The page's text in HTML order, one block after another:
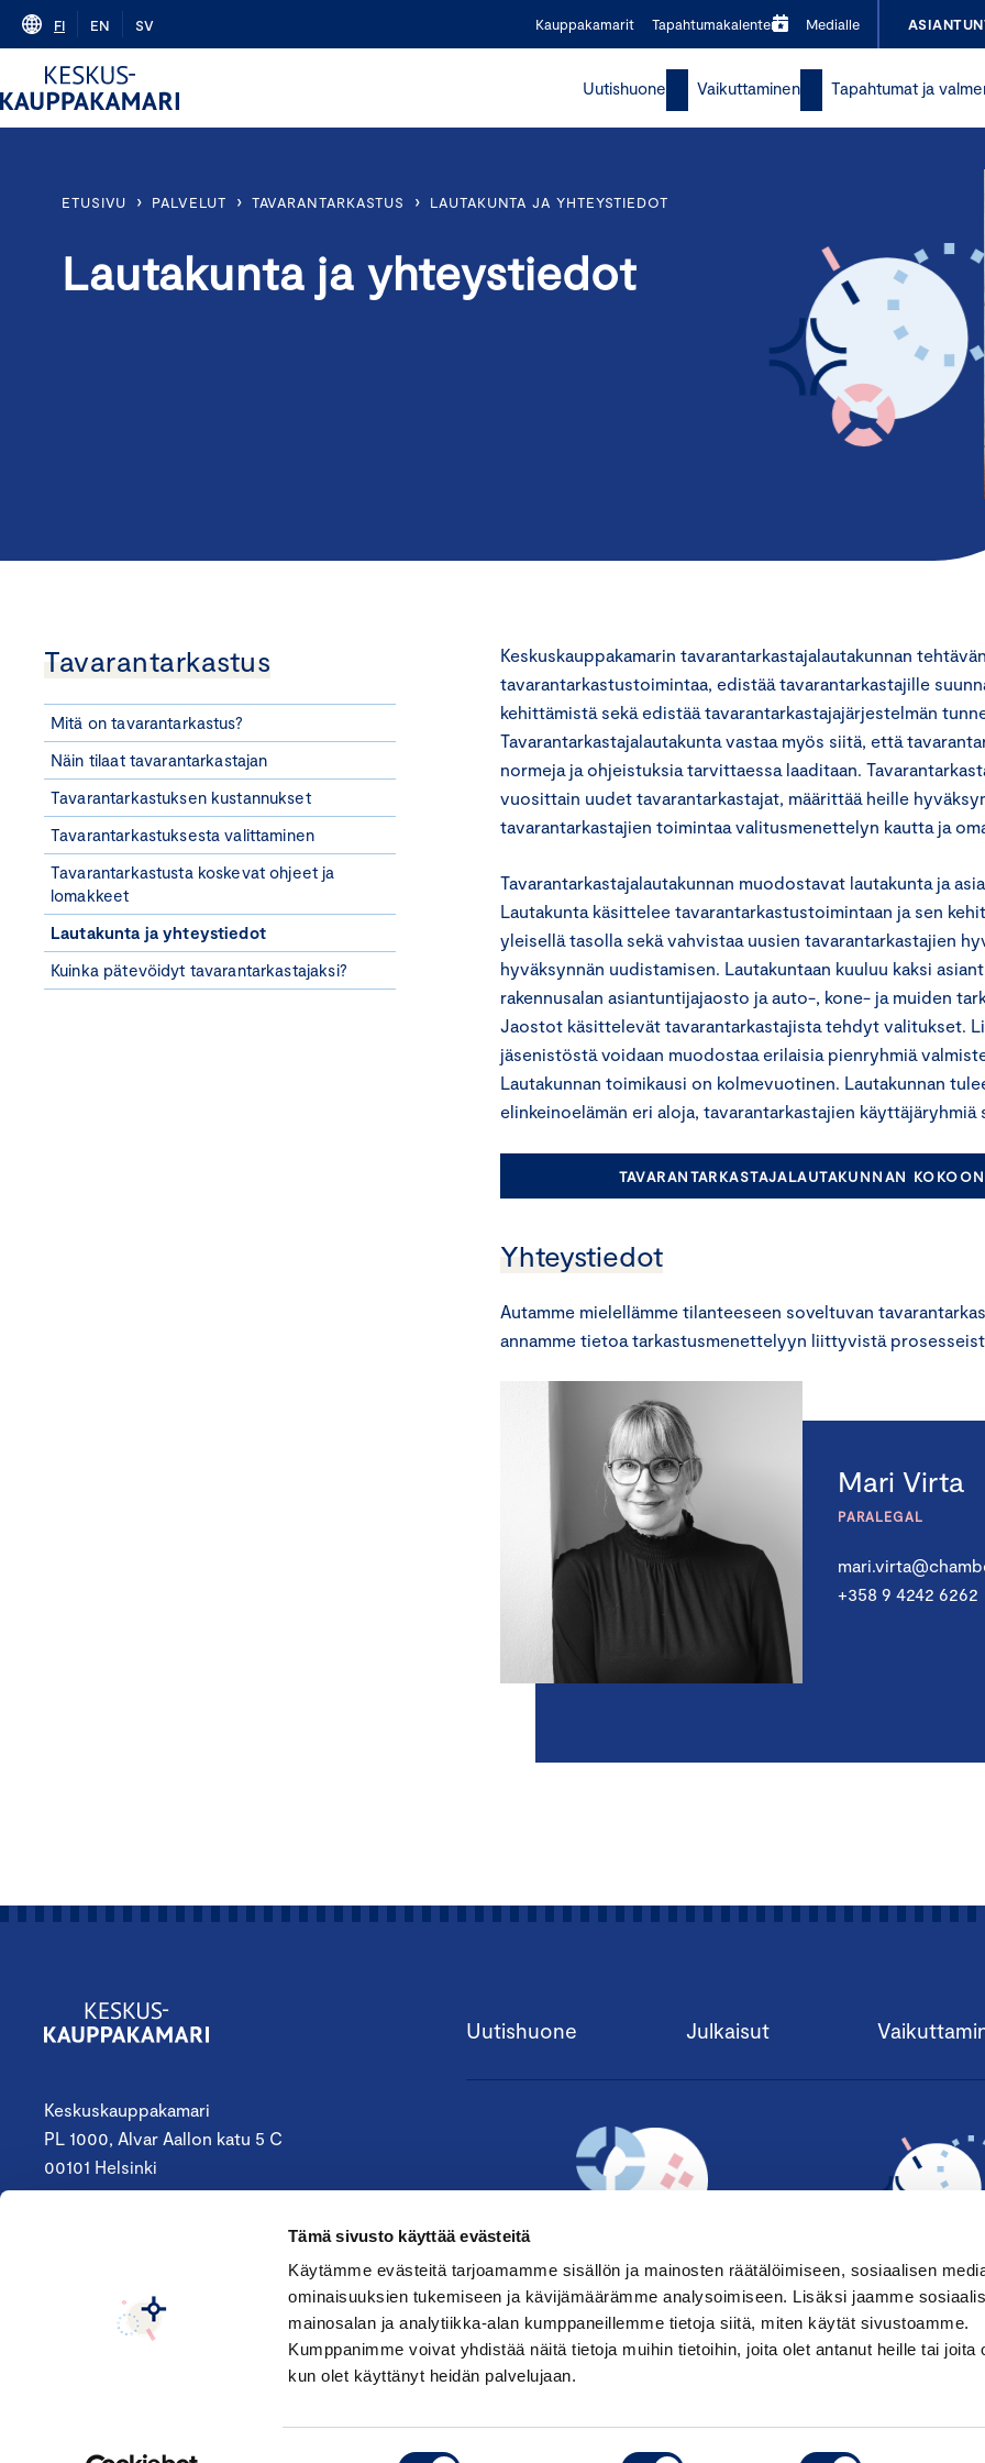
Tämä sivusto käyttää evästeitä
Käytämme evästeitä tarjoamamme sisällön ja mainosten räätälöimiseen, sosiaalisen
ominaisuuksien tukemiseen ja kävijämäärämme analysoimiseen. Lisäksi jaamme
mainosalan ja analytiikka-alan kumppaneillemme tietoja siitä, miten käytät sivustoamme.
Kumppanimme voivat yhdistää näitä tietoja muihin tietoihin, joita olet antanut heille tai joita
kun olet käyttänyt heidän palvelujaan.
Skip
content
FI EN SV Kauppakamarit Tapahtumakalenteri Medialle
Uutishuone Vaikuttaminen Tapahtumat ja
ETUSIVU › PALVELUT › TAVARANTARKASTUS › LAUTAKUNTA JA YHTEYSTIEDOT
Lautakunta ja yhteystiedot
Tavarantarkastus
Mitä on tavarantarkastus?
Näin tilaat tavarantarkastajan
Tavarantarkastuksen kustannukset
Tavarantarkastuksesta valittaminen
Tavarantarkastusta koskevat ohjeet ja
lomakkeet
Lautakunta ja yhteystiedot
Kuinka pätevöidyt tavarantarkastajaksi?
Keskuskauppakamarin tavarantarkastajalautakunnan
tavarantarkastustoimintaa, edistää tavarantarkastajille
kehittämistä sekä edistää tavarantarkastajajärjestelmän
Tavarantarkastajalautakunta vastaa myös siitä, että
normeja ja ohjeistuksia tarvittaessa laaditaan.
vuosittain uudet tavarantarkastajat, määrittää heille
tavarantarkastajien toimintaa valitusmenettelyn kautta ja
Tavarantarkastajalautakunnan muodostavat lautakunta ja
Lautakunta käsittelee tavarantarkastustoimintaan ja sen
yleisellä tasolla sekä vahvistaa uusien tavarantarkastajien
hyväksynnän uudistamisen. Lautakuntaan kuuluu kaksi
rakennusalan asiantuntijajaosto ja auto-, kone- ja muiden
Jaostot käsittelevät tavarantarkastajista tehdyt valitukset.
jäsenistöstä voidaan muodostaa erilaisia pienryhmiä
Lautakunnan toimikausi on kolmevuotinen. Lautakunnan
elinkeinoelämän eri aloja, tavarantarkastajien käyttäjäryhmiä
TAVARANTARKASTAJALAUTAKUNNAN
Yhteystiedot
Autamme mielellämme tilanteeseen soveltuvan
annamme tietoa tarkastusmenettelyyn liittyvistä
Mari Virta
PARALEGAL
+358 9 4242 6262
Keskuskauppakamari
PL 1000, Alvar Aallon katu 5 C
00101 Helsinki
keskuskauppakamari@chamber.fi
Seuraa meitä:
Uutishuone Julkaisut
TILAA UUTISKIRJE › LIITY